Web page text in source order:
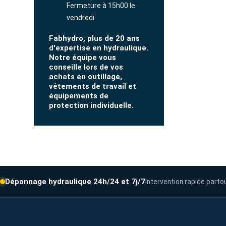
Fermeture à 15h00 le
vendredi.
Fabhydro, plus de 20 ans
d'expertise en hydraulique.
Notre équipe vous
conseille lors de vos
achats en outillage,
vêtements de travail et
équipements de
protection individuelle.
Dépannage hydraulique 24h/24 et 7j/7Intervention rapide